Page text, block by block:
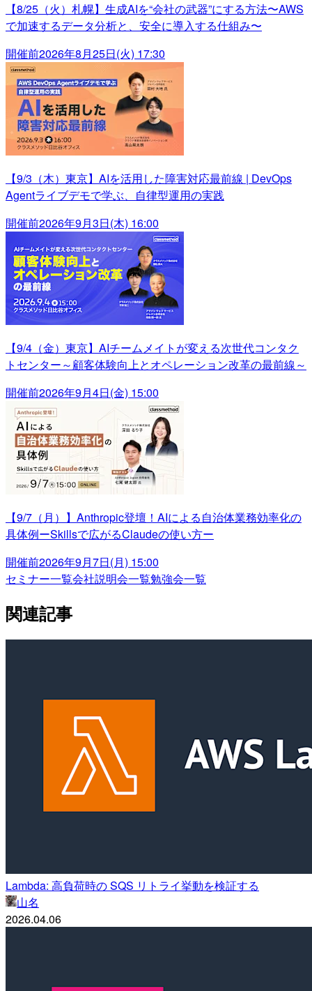
【8/25（火）札幌】生成AIを“会社の武器”にする方法〜AWS
で加速するデータ分析と、安全に導入する仕組み〜
開催前2026年8月25日(火) 17:30
【9/3（木）東京】AIを活用した障害対応最前線 | DevOps
Agentライブデモで学ぶ、自律型運用の実践
開催前2026年9月3日(木) 16:00
【9/4（金）東京】AIチームメイトが変える次世代コンタク
トセンター～顧客体験向上とオペレーション改革の最前線～
開催前2026年9月4日(金) 15:00
【9/7（月）】Anthropic登壇！AIによる自治体業務効率化の
具体例ーSkillsで広がるClaudeの使い方ー
開催前2026年9月7日(月) 15:00
セミナー一覧会社説明会一覧勉強会一覧
関連記事
Lambda: 高負荷時の SQS リトライ挙動を検証する
山名
2026.04.06